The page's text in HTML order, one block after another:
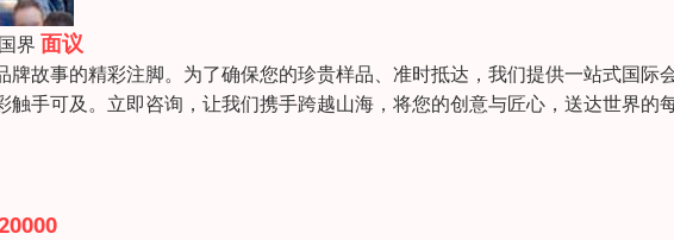
界 面议
故事的精彩注脚。为了确保您的珍贵样品、准时抵达，我们提供一站式国际
手可及。立即咨询，让我们携手跨越山海，将您的创意与匠心，送达世界的